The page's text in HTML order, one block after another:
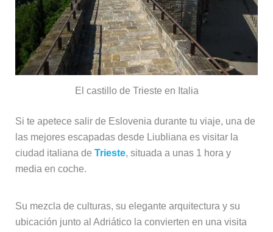
El castillo de Trieste en Italia
Si te apetece salir de Eslovenia durante tu viaje, una de
las mejores escapadas desde Liubliana es visitar la
ciudad italiana de Trieste, situada a unas 1 hora y
media en coche.
Su mezcla de culturas, su elegante arquitectura y su
ubicación junto al Adriático la convierten en una visita